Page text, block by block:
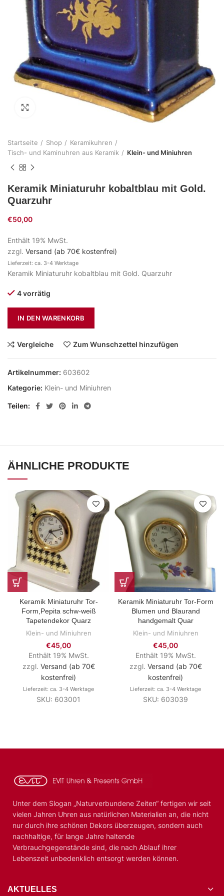
Zum Vergrößern klicken
Startseite Shop
Keramikuhren
Tisch- und Kaminuhren aus Keramik
Klein- und Miniuhren
Keramik Miniaturuhr kobaltblau mit Gold.
Quarzuhr
€50,00
Enthält 19% MwSt.
zzgl. Versand (ab 70€ kostenfrei)
Lieferzeit: ca. 3-4 Werktage
Keramik Miniaturuhr kobaltblau mit Gold. Quarzuhr
4 vorrätig
IN DEN WARENKORB
Vergleiche Zum Wunschzettel hinzufügen
Artikelnummer: 603602
Kategorie: Klein- und Miniuhren
Teilen
ÄHNLICHE PRODUKTE
Keramik Miniaturuhr Tor-
Form,Pepita schw-weiß
Tapetendekor Quarz
Klein- und Miniuhren
€45,00
Enthält 19% MwSt.
zzgl. Versand (ab 70€
kostenfrei)
Lieferzeit: ca. 3-4 Werktage
SKU: 603001
Keramik Miniaturuhr Tor-Form
Blumen und Blaurand
handgemalt Quar
Klein- und Miniuhren
€45,00
Enthält 19% MwSt.
zzgl. Versand (ab 70€
kostenfrei)
Lieferzeit: ca. 3-4 Werktage
SKU: 603039
Unter dem Slogan „Naturverbundene Zeiten“ fertigen wir seit
vielen Jahren Uhren aus natürlichen Materialien an, die nicht
nur durch ihre schönen Dekors überzeugen, sondern auch
nachhaltige, für lange Jahre haltende
Verbrauchgegenstände sind, die nach Ablauf ihrer
Lebenszeit unbedenklich entsorgt werden können.
AKTUELLES